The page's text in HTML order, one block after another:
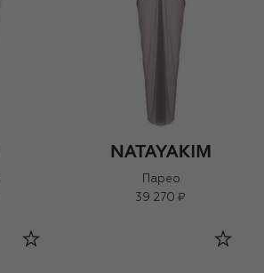
Парео
39 270 ₽